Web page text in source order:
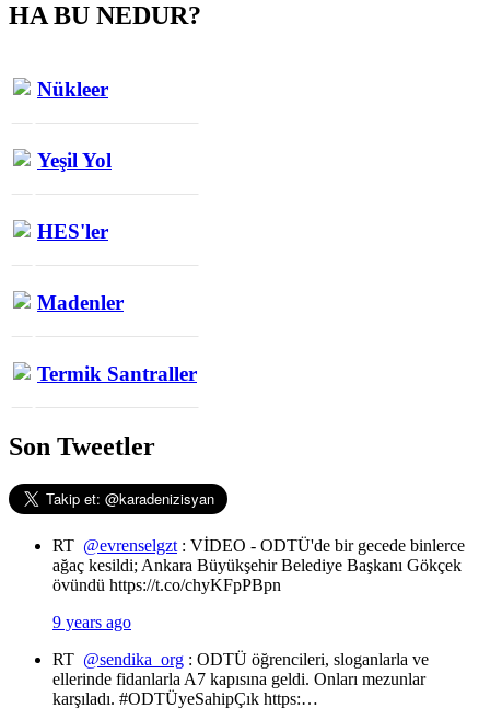
HA BU NEDUR?
Nükleer
Yeşil Yol
HES'ler
Madenler
Termik Santraller
Son Tweetler
RT @evrenselgzt : VİDEO - ODTÜ'de bir gecede binlerce
ağaç kesildi; Ankara Büyükşehir Belediye Başkanı Gökçek
övündü https://t.co/chyKFpPBpn
9 years ago
RT @sendika_org : ODTÜ öğrencileri, sloganlarla ve
ellerinde fidanlarla A7 kapısına geldi. Onları mezunlar
karşıladı. #ODTÜyeSahipÇık https:…